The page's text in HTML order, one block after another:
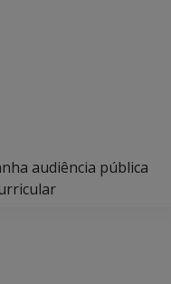
audiência pública